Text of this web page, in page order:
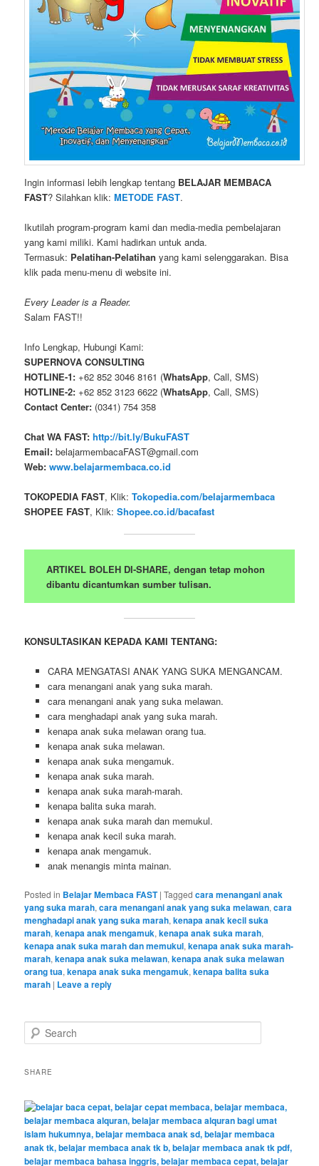
Ingin informasi lebih lengkap tentang BELAJAR MEMBACA
FAST? Silahkan klik:METODE FAST.
Ikutilah program-program kami dan media-media pembelajaran
yang kami miliki. Kami hadirkan untuk anda.
Termasuk: Pelatihan-Pelatihan yang kami selenggarakan. Bisa
klik pada menu-menu di website ini.
Every Leader is a Reader.
Salam FAST!!
Info Lengkap, Hubungi Kami:
SUPERNOVA CONSULTING
HOTLINE-1: +62 852 3046 8161 (WhatsApp, Call, SMS)
HOTLINE-2: +62 852 3123 6622 (WhatsApp, Call, SMS)
Contact Center: (0341) 754 358
Chat WA FAST: http://bit.ly/BukuFAST
Email: belajarmembacaFAST@gmail.com
Web: www.belajarmembaca.co.id
TOKOPEDIA FAST, Klik:Tokopedia.com/belajarmembaca
SHOPEE FAST, Klik:Shopee.co.id/bacafast
ARTIKEL BOLEH DI-SHARE, dengan tetap mohon
dibantu dicantumkan sumber tulisan.
KONSULTASIKAN KEPADA KAMI TENTANG:
CARA MENGATASI ANAK YANG SUKA MENGANCAM.
cara menangani anak yang suka marah.
cara menangani anak yang suka melawan.
cara menghadapi anak yang suka marah.
kenapa anak suka melawan orang tua.
kenapa anak suka melawan.
kenapa anak suka mengamuk.
kenapa anak suka marah.
kenapa anak suka marah-marah.
kenapa balita suka marah.
kenapa anak suka marah dan memukul.
kenapa anak kecil suka marah.
kenapa anak mengamuk.
anak menangis minta mainan.
Posted in Belajar Membaca FAST |Tagged cara menangani anak
yang suka marah,cara menangani anak yang suka melawan,cara
menghadapi anak yang suka marah,kenapa anak kecil suka
marah,kenapa anak mengamuk,kenapa anak suka marah,
kenapa anak suka marah dan memukul,kenapa anak suka marah-
marah,kenapa anak suka melawan,kenapa anak suka melawan
orang tua,kenapa anak suka mengamuk,kenapa balita suka
marah | Leave a reply
e
rSHARE